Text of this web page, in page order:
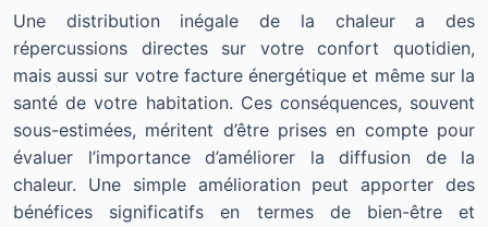
Une distribution inégale de la chaleur a des
répercussions directes sur votre confort quotidien,
mais aussi sur votre facture énergétique et même sur la
santé de votre habitation. Ces conséquences, souvent
sous-estimées, méritent d’être prises en compte pour
évaluer l’importance d’améliorer la diffusion de la
chaleur. Une simple amélioration peut apporter des
bénéfices significatifs en termes de bien-être et